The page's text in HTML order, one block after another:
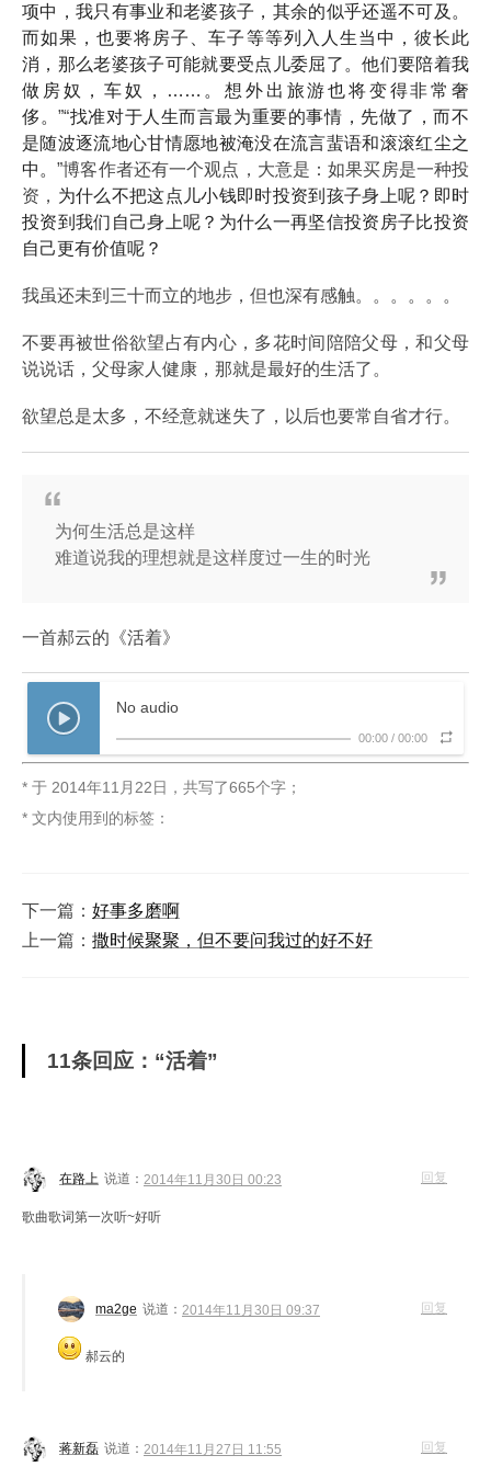
项中，我只有事业和老婆孩子，其余的似乎还遥不可及。
而如果，也要将房子、车子等等列入人生当中，彼长此
消，那么老婆孩子可能就要受点儿委屈了。他们要陪着我
做房奴，车奴，……。想外出旅游也将变得非常奢
侈。”“找准对于人生而言最为重要的事情，先做了，而不
是随波逐流地心甘情愿地被淹没在流言蜚语和滚滚红尘之
中。”博客作者还有一个观点，大意是：如果买房是一种投
资， 为什么不把这点儿小钱即时投资到孩子身上呢？即时
投资到我们自己身上呢？为什么一再坚信投资房子比投资
自己更有价值呢？
我虽还未到三十而立的地步，但也深有感触。。。。。。
不要再被世俗欲望占有内心，多花时间陪陪父母，和父母
说说话，父母家人健康，那就是最好的生活了。
欲望总是太多，不经意就迷失了，以后也要常自省才行。
为何生活总是这样
难道说我的理想就是这样度过一生的时光
一首郝云的《活着》
No audio
00:00 / 00:00
* 于 2014年11月22日 ， 共写了665个字 ；
* 文内使用到的标签：
下一篇： 好事多磨啊
上一篇： 撒时候聚聚，但不要问我过的好不好
11条回应：“活着”
在路上 说道： 2014年11月30日 00:23
歌曲歌词第一次听~好听
回复
ma2ge 说道： 2014年11月30日 09:37
郝云的
回复
蒋新磊 说道： 2014年11月27日 11:55 回复